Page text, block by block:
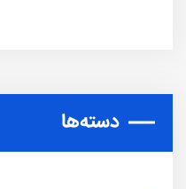
دسته‌ها